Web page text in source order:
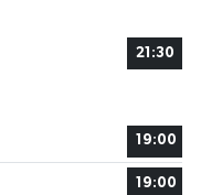
21:30
19:00
19:00